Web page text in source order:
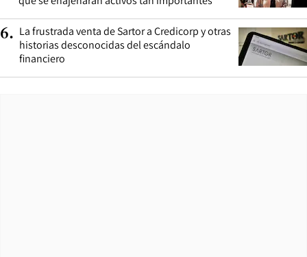
6. La frustrada venta de Sartor a Credicorp y otras
historias desconocidas del escándalo
financiero